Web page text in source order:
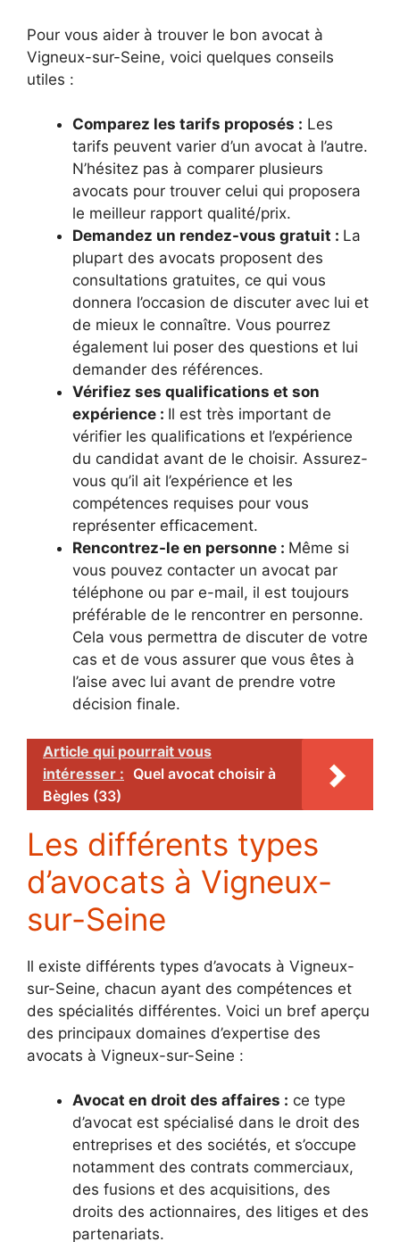
Pour vous aider à trouver le bon avocat à
Vigneux-sur-Seine, voici quelques conseils
utiles :
Comparez les tarifs proposés : Les
tarifs peuvent varier d’un avocat à l’autre.
N’hésitez pas à comparer plusieurs
avocats pour trouver celui qui proposera
le meilleur rapport qualité/prix.
Demandez un rendez-vous gratuit : La
plupart des avocats proposent des
consultations gratuites, ce qui vous
donnera l’occasion de discuter avec lui et
de mieux le connaître. Vous pourrez
également lui poser des questions et lui
demander des références.
Vérifiez ses qualifications et son
expérience : Il est très important de
vérifier les qualifications et l’expérience
du candidat avant de le choisir. Assurez-
vous qu’il ait l’expérience et les
compétences requises pour vous
représenter efficacement.
Rencontrez-le en personne : Même si
vous pouvez contacter un avocat par
téléphone ou par e-mail, il est toujours
préférable de le rencontrer en personne.
Cela vous permettra de discuter de votre
cas et de vous assurer que vous êtes à
l’aise avec lui avant de prendre votre
décision finale.
Article qui pourrait vous
intéresser : Quel avocat choisir à
Bègles (33)
Les différents types
d’avocats à Vigneux-
sur-Seine
Il existe différents types d’avocats à Vigneux-
sur-Seine, chacun ayant des compétences et
des spécialités différentes. Voici un bref aperçu
des principaux domaines d’expertise des
avocats à Vigneux-sur-Seine :
Avocat en droit des affaires : ce type
d’avocat est spécialisé dans le droit des
entreprises et des sociétés, et s’occupe
notamment des contrats commerciaux,
des fusions et des acquisitions, des
droits des actionnaires, des litiges et des
partenariats.